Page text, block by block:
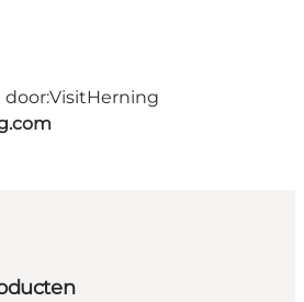
VisitHerning